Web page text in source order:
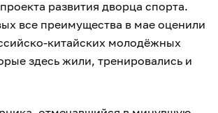
развития дворца спорта.
все преимущества в мае оценили
китайских молодёжных
здесь жили, тренировались и